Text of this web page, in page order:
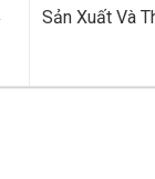
Sản Xuất Và